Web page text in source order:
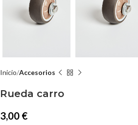
Inicio Accesorios
Rueda carro
3,00 €